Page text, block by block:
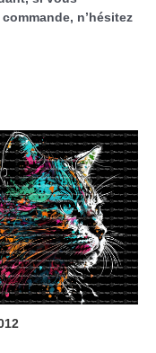
n’hésitez